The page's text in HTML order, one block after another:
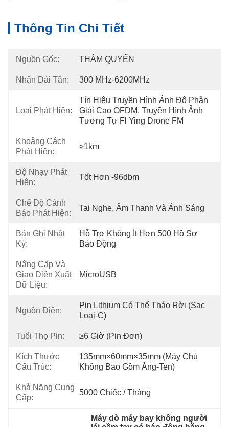
Thông Tin Chi Tiết
Nguồn Gốc: THÂM QUYẾN
Nhận Dải Tần: 300 MHz-6200MHz
Loại Phát Hiện:
Tín Hiệu Truyền Hình Ảnh Độ Phân
Giải Cao OFDM, Truyền Hình Ảnh
Tương Tự Fl Ying Drone FM
Khoảng Cách
Phát Hiện:
≥1km
Độ Nhạy Phát
Hiện:
Tốt Hơn -96dbm
Chế Độ Cảnh
Báo Phát Hiện:
Tai Nghe, Âm Thanh Và Ánh Sáng
Bản Ghi Nhật
Ký:
Hỗ Trợ Không Ít Hơn 500 Hồ Sơ
Báo Động
Nâng Cấp Và
Giao Diện Xuất
Dữ Liệu:
MicroUSB
Nguồn Điện:
Pin Lithium Có Thể Tháo Rời (sạc
Loại-C)
Tuổi Thọ Pin: ≥6 Giờ (pin Đơn)
Kích Thước
Cấu Trúc:
135mm×60mm×35mm (máy Chủ
Không Bao Gồm Ăng-Ten)
Khả Năng Cung
Cấp:
5000 Chiếc / Tháng
Máy dò máy bay không người